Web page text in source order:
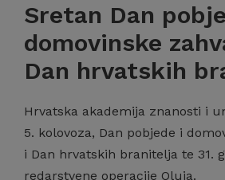
Sretan Dan
domovinske
Dan hrvatskih
Hrvatska akademija znanosti i
5. kolovoza, Dan pobjede i
i Dan hrvatskih branitelja te 31.
redarstvene operacije Oluja.